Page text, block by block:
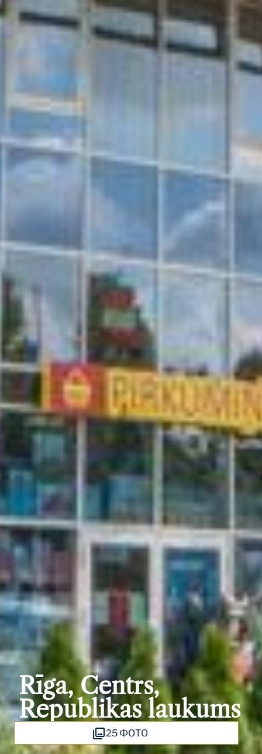
Rīga, Centrs,
Republikas laukums
25 ФОТО